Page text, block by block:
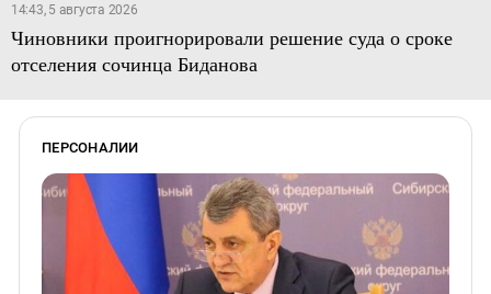
14:43, 5 августа 2026
Чиновники проигнорировали решение суда о сроке
отселения сочинца Биданова
ПЕРСОНАЛИИ